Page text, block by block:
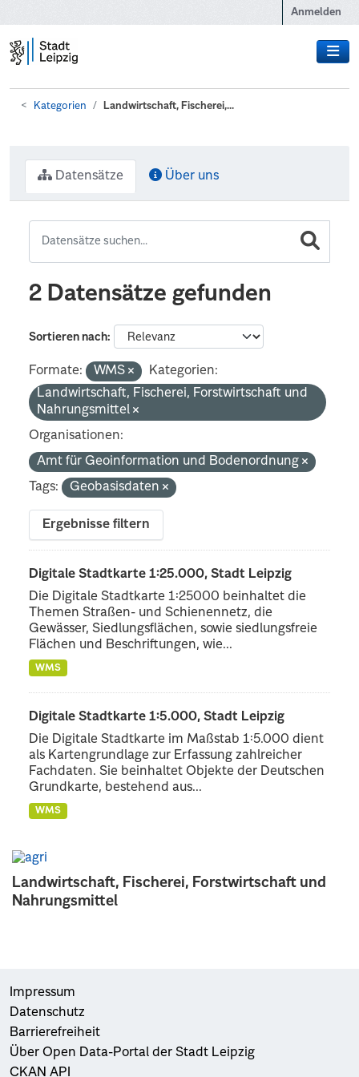
Anmelden
Kategorien Landwirtschaft, Fischerei,...
Landwirtschaft, Fischerei, Forstwirtschaft und
Nahrungsmittel
Datensätze Über uns
2 Datensätze gefunden
Sortieren nach
Formate: WMS
Kategorien:
Landwirtschaft, Fischerei, Forstwirtschaft und
Nahrungsmittel
Organisationen:
Amt für Geoinformation und Bodenordnung
Tags:
Geobasisdaten
Ergebnisse filtern
Digitale Stadtkarte 1:25.000, Stadt Leipzig
Die Digitale Stadtkarte 1:25000 beinhaltet die
Themen Straßen- und Schienennetz, die
Gewässer, Siedlungsflächen, sowie siedlungsfreie
Flächen und Beschriftungen, wie...
WMS
Digitale Stadtkarte 1:5.000, Stadt Leipzig
Die Digitale Stadtkarte im Maßstab 1:5.000 dient
als Kartengrundlage zur Erfassung zahlreicher
Fachdaten. Sie beinhaltet Objekte der Deutschen
Grundkarte, bestehend aus...
WMS
Impressum
Datenschutz
Barrierefreiheit
Über Open Data-Portal der Stadt Leipzig
CKAN API